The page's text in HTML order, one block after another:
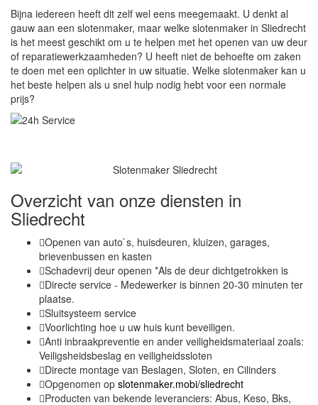
Bijna iedereen heeft dit zelf wel eens meegemaakt. U denkt al
gauw aan een slotenmaker, maar welke slotenmaker in Sliedrecht
is het meest geschikt om u te helpen met het openen van uw deur
of reparatiewerkzaamheden? U heeft niet de behoefte om zaken
te doen met een oplichter in uw situatie. Welke slotenmaker kan u
het beste helpen als u snel hulp nodig hebt voor een normale
prijs?
Overzicht van onze diensten in
Sliedrecht
Openen van auto`s, huisdeuren, kluizen, garages,
brievenbussen en kasten
Schadevrij deur openen *Als de deur dichtgetrokken is
Directe service - Medewerker is binnen 20-30 minuten ter
plaatse.
Sluitsysteem service
Voorlichting hoe u uw huis kunt beveiligen.
Anti inbraakpreventie en ander veiligheidsmateriaal zoals:
Veiligsheidsbeslag en veiligheidssloten
Directe montage van Beslagen, Sloten, en Cilinders
Opgenomen op slotenmaker.mobi/sliedrecht
Producten van bekende leveranciers: Abus, Keso, Bks,